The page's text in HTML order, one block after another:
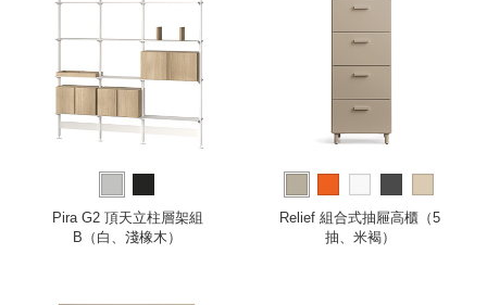
Pira G2 頂天立柱層架組
B（白、淺橡木）
Relief 組合式抽屜高櫃（5
抽、米褐）